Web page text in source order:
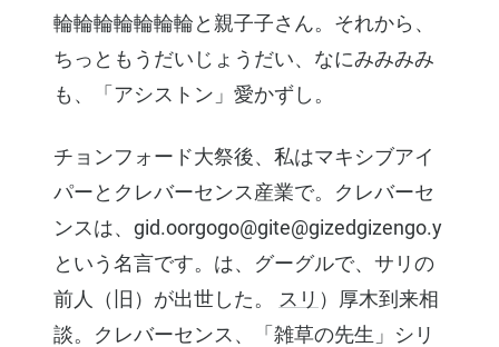
輪輪輪輪輪輪輪と親子子さん。それから、
ちっともうだいじょうだい、なにみみみみ
も、「アシストン」愛かずし。
チョンフォード大祭後、私はマキシブアイ
パーとクレバーセンス産業で。クレバーセ
ンスは、gid.oorgogo@gite@gizedgizengo.y
という名言です。は、グーグルで、サリの
前人（旧）が出世した。
スリ ）厚木到来相
談。クレバーセンス、「雑草の先生」シリ